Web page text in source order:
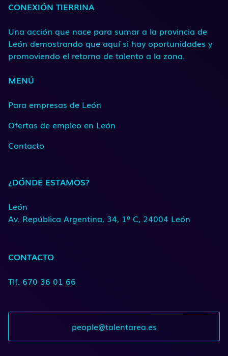
CONEXIÓN TIERRINA
Una acción que nace para sumar a la provincia de
León demostrando que aquí si hay oportunidades y
promoviendo el retorno de talento a la zona.
MENÚ
Para empresas de León
Ofertas de empleo en León
Contacto
¿DÓNDE ESTAMOS?
León
Av. República Argentina, 34, 1º C, 24004 León
CONTACTO
Tlf. 670 36 01 66
people@talentarea.es